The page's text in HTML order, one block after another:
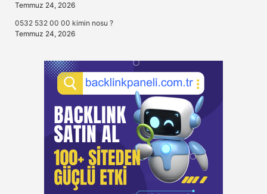
Temmuz 24, 2026
0532 532 00 00 kimin nosu ?
Temmuz 24, 2026